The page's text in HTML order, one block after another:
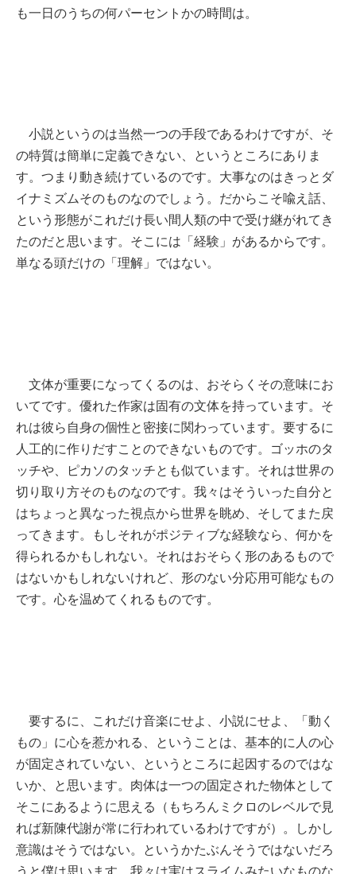
も一日のうちの何パーセントかの時間は。
小説というのは当然一つの手段であるわけですが、そ
の特質は簡単に定義できない、というところにありま
す。つまり動き続けているのです。大事なのはきっとダ
イナミズムそのものなのでしょう。だからこそ喩え話、
という形態がこれだけ長い間人類の中で受け継がれてき
たのだと思います。そこには「経験」があるからです。
単なる頭だけの「理解」ではない。
文体が重要になってくるのは、おそらくその意味にお
いてです。優れた作家は固有の文体を持っています。そ
れは彼ら自身の個性と密接に関わっています。要するに
人工的に作りだすことのできないものです。ゴッホのタ
ッチや、ピカソのタッチとも似ています。それは世界の
切り取り方そのものなのです。我々はそういった自分と
はちょっと異なった視点から世界を眺め、そしてまた戻
ってきます。もしそれがポジティブな経験なら、何かを
得られるかもしれない。それはおそらく形のあるもので
はないかもしれないけれど、形のない分応用可能なもの
です。心を温めてくれるものです。
要するに、これだけ音楽にせよ、小説にせよ、「動く
もの」に心を惹かれる、ということは、基本的に人の心
が固定されていない、というところに起因するのではな
いか、と思います。肉体は一つの固定された物体として
そこにあるように思える（もちろんミクロのレベルで見
れば新陳代謝が常に行われているわけですが）。しかし
意識はそうではない。というかたぶんそうではないだろ
うと僕は思います。我々は実はスライムみたいなものな